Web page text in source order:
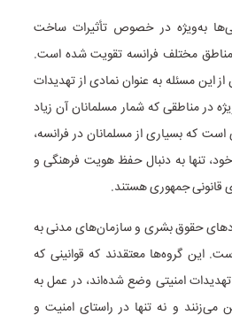
به‌ویژه در خصوص تأثیرات ساخت
مختلف فرانسه تقویت شده است.
این مسئله به عنوان نمادی از تهدیدات
در مناطقی که شمار مسلمانان آن زیاد
که بسیاری از مسلمانان در فرانسه،
تنها به دنبال حفظ هویت فرهنگی و
جمهوری هستند.
حقوق بشری و سازمان‌های مدنی به
این گروه‌ها معتقدند که قوانینی که
تهدیدات امنیتی وضع شده‌اند، در عمل به
می‌زنند و نه تنها در راستای امنیت و